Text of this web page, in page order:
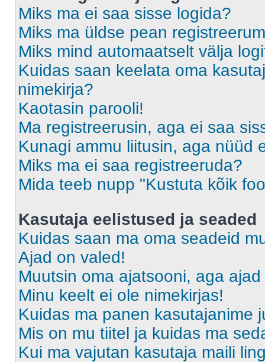
Miks ma ei saa sisse logida?
Miks ma üldse pean
Miks mind automaatselt välja
Kuidas saan keelata oma
nimekirja?
Kaotasin parooli!
Ma registreerusin, aga ei saa
Kunagi ammu liitusin, aga nüüd
Miks ma ei saa registreeruda?
Mida teeb nupp "Kustuta kõik
Kasutaja eelistused ja seaded
Kuidas saan ma oma seadeid
Ajad on valed!
Muutsin oma ajatsooni, aga
Minu keelt ei ole nimekirjas!
Kuidas ma panen kasutajanime
Mis on mu tiitel ja kuidas ma
Kui ma vajutan kasutaja maili